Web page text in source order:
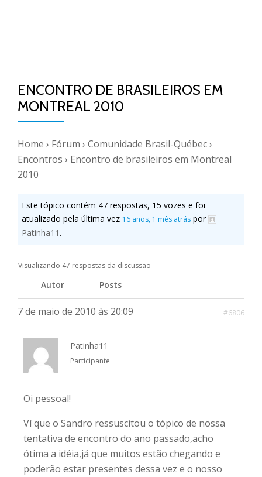
ENCONTRO DE BRASILEIROS EM
MONTREAL 2010
Home › Fórum › Comunidade Brasil-Québec›
Encontros › Encontro de brasileiros em Montreal
2010
Este tópico contém 47 respostas, 15 vozes e foi
atualizado pela última vez 16 anos, 1 mês atrás por
Patinha11.
Visualizando 47 respostas da discussão
Autor Posts
7 de maio de 2010 às 20:09 #6806
Patinha11
Participante
Oi pessoal!
Ví que o Sandro ressuscitou o tópico de nossa
tentativa de encontro do ano passado,acho
ótima a idéia,já que muitos estão chegando e
poderão estar presentes dessa vez e o nosso